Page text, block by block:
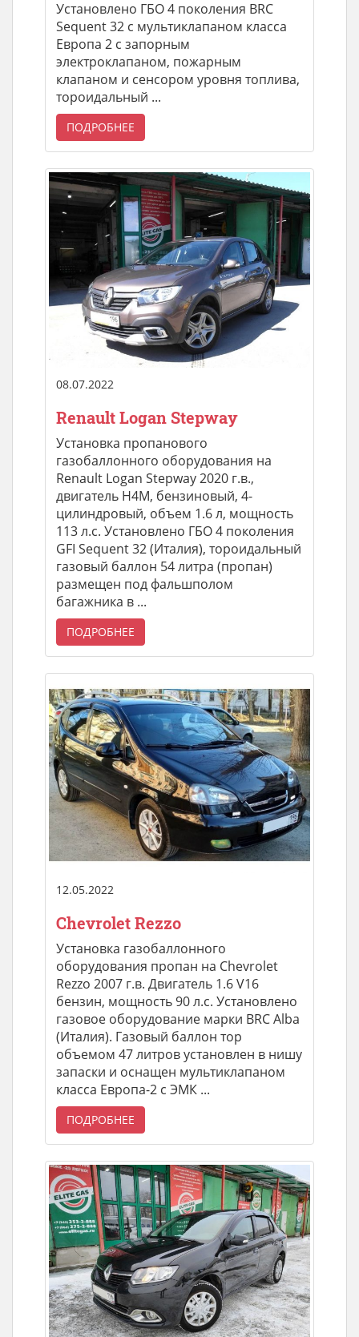
Установлено ГБО 4 поколения BRC
Sequent 32 с мультиклапаном класса
Европа 2 с запорным
электроклапаном, пожарным
клапаном и сенсором уровня топлива,
тороидальный ...
ПОДРОБНЕЕ
08.07.2022
Renault Logan Stepway
Установка пропанового
газобаллонного оборудования на
Renault Logan Stepway 2020 г.в.,
двигатель H4M, бензиновый, 4-
цилиндровый, объем 1.6 л, мощность
113 л.с. Установлено ГБО 4 поколения
GFI Sequent 32 (Италия), тороидальный
газовый баллон 54 литра (пропан)
размещен под фальшполом
багажника в ...
ПОДРОБНЕЕ
12.05.2022
Chevrolet Rezzo
Установка газобаллонного
оборудования пропан на Chevrolet
Rezzo 2007 г.в. Двигатель 1.6 V16
бензин, мощность 90 л.с. Установлено
газовое оборудование марки BRC Alba
(Италия). Газовый баллон тор
объемом 47 литров установлен в нишу
запаски и оснащен мультиклапаном
класса Европа-2 с ЭМК ...
ПОДРОБНЕЕ